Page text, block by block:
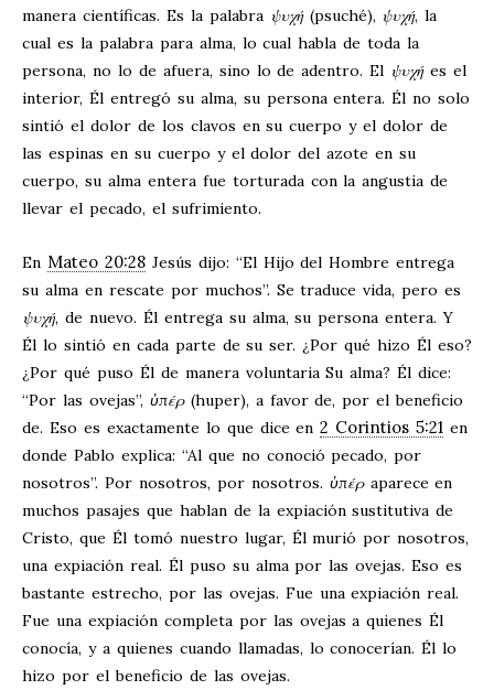
manera científicas. Es la palabra ψυχή(psuché), ψυχή, la
cual es la palabra para alma, lo cual habla de toda la
persona, no lo de afuera, sino lo de adentro. El ψυχή es el
interior, Él entregó su alma, su persona entera. Él no solo
sintió el dolor de los clavos en su cuerpo y el dolor de
las espinas en su cuerpo y el dolor del azote en su
cuerpo, su alma entera fue torturada con la angustia de
llevar el pecado, el sufrimiento.
En Mateo 20:28Jesús dijo: “El Hijo del Hombre entrega
su alma en rescate por muchos”. Se traduce vida, pero es
ψυχή, de nuevo. Él entrega su alma, su persona entera. Y
Él lo sintió en cada parte de su ser. ¿Por qué hizo Él eso?
¿Por qué puso Él de manera voluntaria Su alma? Él dice:
“Por las ovejas”, ὑπέρ(huper), a favor de, por el beneficio
de. Eso es exactamente lo que dice en2 Corintios 5:21 en
donde Pablo explica: “Al que no conoció pecado, por
nosotros”. Por nosotros, por nosotros. ὑπέρaparece en
muchos pasajes que hablan de la expiación sustitutiva de
Cristo, que Él tomó nuestro lugar, Él murió por nosotros,
una expiación real. Él puso su alma por las ovejas. Eso es
bastante estrecho, por las ovejas. Fue una expiación real.
Fue una expiación completa por las ovejas a quienes Él
conocía, y a quienes cuando llamadas, lo conocerían. Él lo
hizo por el beneficio de las ovejas.